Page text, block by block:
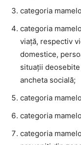
categoria
categoria
viață, respectiv
domestice,
situaţii
ancheta socială;
categoria
categoria
categoria